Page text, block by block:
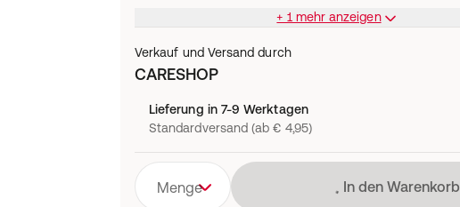
+ 1 mehr anzeigen
Verkauf und Versand durch
CARESHOP
Lieferung in 7-9 Werktagen
Standardversand (ab € 4,95)
Menge Lädt
In den Warenkorb